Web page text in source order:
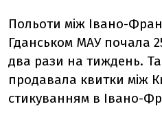
Польоти між Івано-
Гданськом МАУ почала
два рази на тиждень.
продавала квитки між
стикуванням в Івано-